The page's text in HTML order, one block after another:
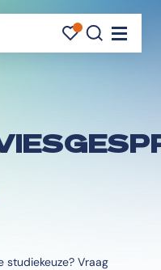
studiekeuze? Vraag